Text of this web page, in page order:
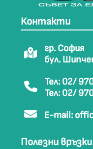
Контакти
гр. София
бул.
Тел: 02/
Тел: 02/
E-mail:
Полезни връзки